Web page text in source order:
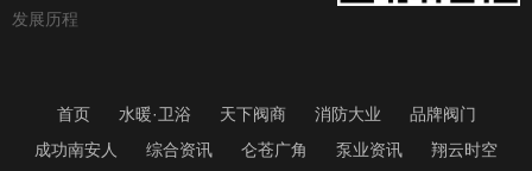
发展历程
首页 水暖·卫浴 天下阀商 消防大业
品牌阀门
成功南安人
综合资讯 仑苍广角 泵业资讯 翔云时空